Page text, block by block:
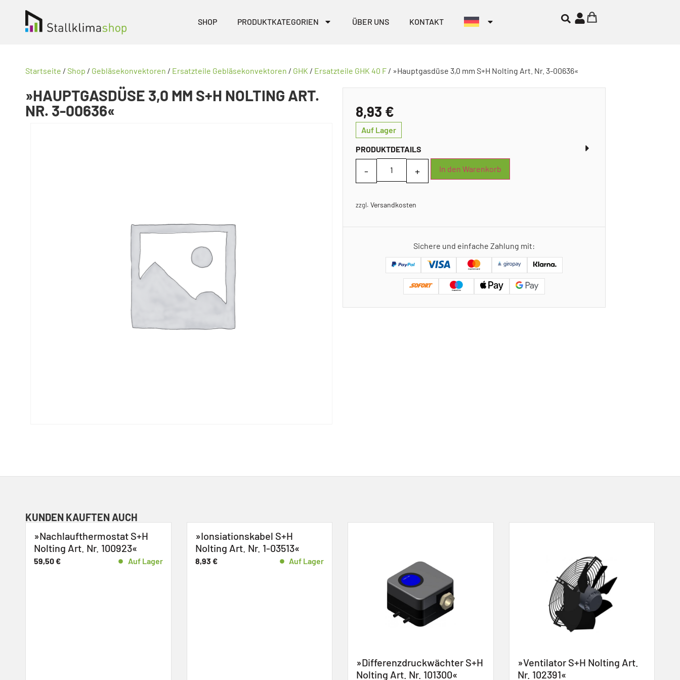
SHOP PRODUKTKATEGORIEN ÜBER UNS KONTAKT
Startseite / Shop / Gebläsekonvektoren / Ersatzteile Gebläsekonvektoren / GHK / Ersatzteile GHK 40 F / »Hauptgasdüse 3,0 mm S+H Nolting Art. Nr. 3-00636«
»HAUPTGASDÜSE 3,0 MM S+H NOLTING ART.
NR. 3-00636«
8,93 €
Auf Lager
PRODUKTDETAILS
In den Warenkorb
zzgl. Versandkosten
Sichere und einfache Zahlung mit:
KUNDEN KAUFTEN AUCH
S+H
Auf Lager
»Ionsiationskabel S+H
Nolting Art. Nr. 1-03513«
Auf Lager
»Differenzdruckwächter S+H
»Ventilator S+H Nolting Art.
Nr. 102391«